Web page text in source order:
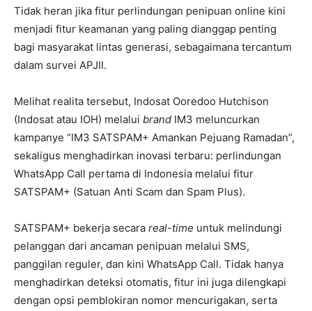
Tidak heran jika fitur perlindungan penipuan online kini
menjadi fitur keamanan yang paling dianggap penting
bagi masyarakat lintas generasi, sebagaimana tercantum
dalam survei APJII.
Melihat realita tersebut, Indosat Ooredoo Hutchison
(Indosat atau IOH) melalui brand IM3 meluncurkan
kampanye “IM3 SATSPAM+ Amankan Pejuang Ramadan”,
sekaligus menghadirkan inovasi terbaru: perlindungan
WhatsApp Call pertama di Indonesia melalui fitur
SATSPAM+ (Satuan Anti Scam dan Spam Plus).
SATSPAM+ bekerja secara real-time untuk melindungi
pelanggan dari ancaman penipuan melalui SMS,
panggilan reguler, dan kini WhatsApp Call. Tidak hanya
menghadirkan deteksi otomatis, fitur ini juga dilengkapi
dengan opsi pemblokiran nomor mencurigakan, serta